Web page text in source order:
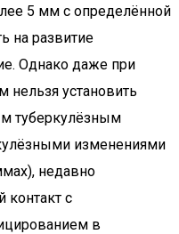
5 мм с определённой
на развитие
Однако даже при
установить
туберкулёзным
изменениями
недавно
контакт с
в